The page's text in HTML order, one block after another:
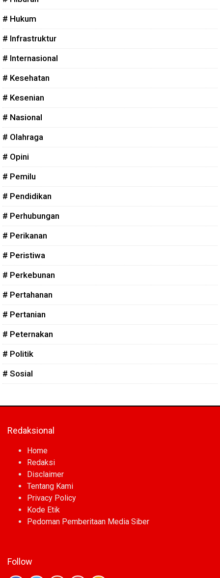
# Hukum
# Infrastruktur
# Internasional
# Kesehatan
# Kesenian
# Nasional
# Olahraga
# Opini
# Pemilu
# Pendidikan
# Perhubungan
# Perikanan
# Peristiwa
# Perkebunan
# Pertahanan
# Pertanian
# Peternakan
# Politik
# Sosial
Redaksional
Home
Redaksi
Disclaimer
Tentang Kami
Privacy Policy
Kode Etik
Pedoman Pemberitaan Media Siber
Follow